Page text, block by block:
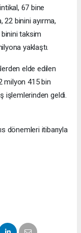
67 bine
22 binini ayırma,
binini taksim
yaklaştı.
elde edilen
milyon 415 bin
işlemlerinden geldi.
dönemleri itibarıyla